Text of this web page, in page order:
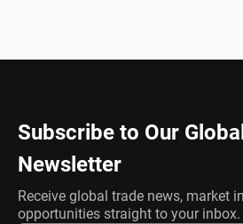
Subscribe to Our
Newsletter
Receive global trade news, market
opportunities straight to your inbox.